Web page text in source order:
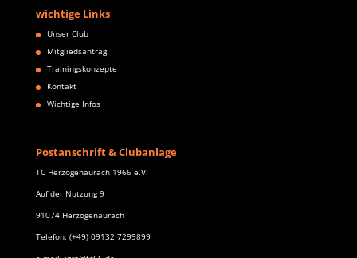
wichtige Links
Unser Club
Mitgliedsantrag
Trainingskonzepte
Kontakt
Wichtige Infos
Postanschrift & Clubanlage
TC Herzogenaurach 1966 e.V.
Auf der Nutzung 9
91074 Herzogenaurach
Telefon: (+49) 09132 7299899